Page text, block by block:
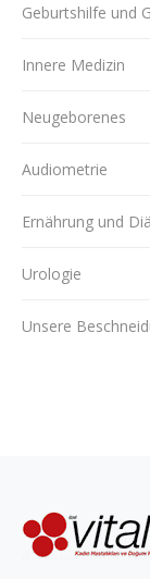
Geburtshilfe und
Innere Medizin
Neugeborenes
Audiometrie
Ernährung und
Urologie
Unsere